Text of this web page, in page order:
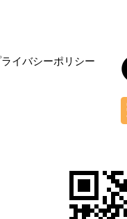
イバシーポリシー